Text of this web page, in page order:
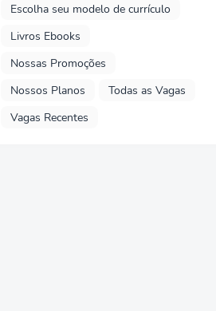
Escolha seu modelo de currículo
Livros Ebooks
Nossas Promoções
Nossos Planos
Todas as Vagas
Vagas Recentes